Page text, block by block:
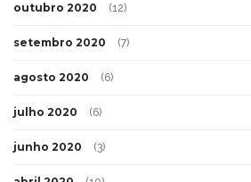
outubro 2020 (12)
setembro 2020 (7)
agosto 2020 (6)
julho 2020 (6)
junho 2020 (3)